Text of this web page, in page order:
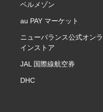
ベルメゾン
au PAY マーケット
ニューバランス公式オンラ
インストア
JAL 国際線航空券
DHC